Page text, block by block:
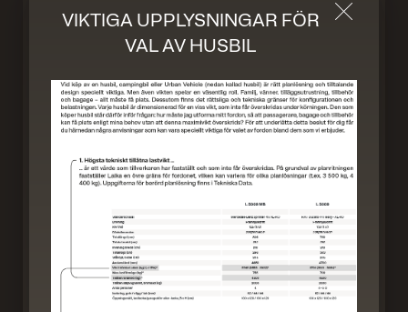
Durch Scrolling wird der Button zum
VIKTIGA UPPLYSNINGAR FÖR
VAL AV HUSBIL